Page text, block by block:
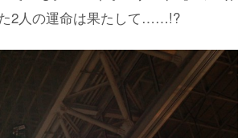
2人の運命は果たして……!?